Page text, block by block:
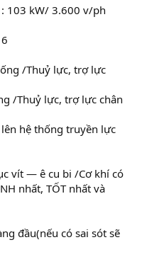
103 kW/ 3.600 v/ph
/Thuỷ lực, trợ lực
/Thuỷ lực, trợ lực chân
hệ thống truyền lực
vít — ê cu bi /Cơ khí có
nhất, TỐT nhất và
đầu(nếu có sai sót sẽ